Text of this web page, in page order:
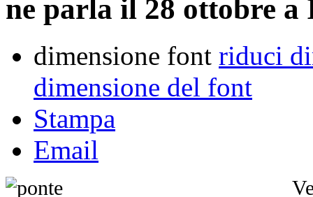
ne parla il 28 ottobre
dimensione font riduci
dimensione del font
Stampa
Email